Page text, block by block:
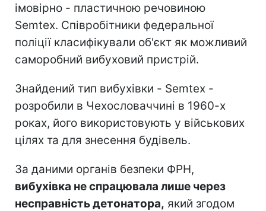
імовірно - пластичною речовиною
Semtex. Співробітники федеральної
поліції класифікували об'єкт як можливий
саморобний вибуховий пристрій.
Знайдений тип вибухівки - Semtex -
розробили в Чехословаччині в 1960-х
роках, його використовують у військових
цілях та для знесення будівель.
За даними органів безпеки ФРН,
вибухівка не спрацювала лише через
несправність детонатора, який згодом